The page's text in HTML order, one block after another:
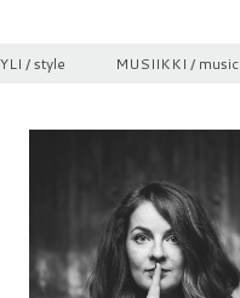
/ style MUSIIKKI / music